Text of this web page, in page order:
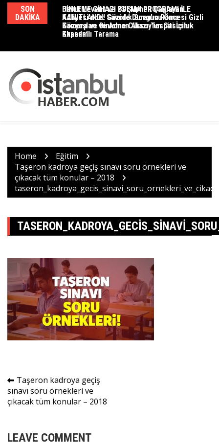
Skip
content
SON
DAKIKA
DİNLEME CİHAZI BULMA PROGRAMI İLE
KANITLANDI! Güzide Duran’ın Roma
Gözyaşları ve Adnan Aksoy’un Casusluk
Skandalı
Haluk Levent ve 23 Şüpheli Çağlayan
Adliyesi’nde: Savcılık Sorgusu Öncesi Gizli
Kamera ve Dinleme Cihazı Tespiti İçin
Kapsamlı Tarama
Home
Eğitim
Taşeron kadroya geçiş sınavı soru örnekleri ve
çıkacak tüm konular – 2018
Yazı
gezinmesi
Taşeron kadroya geçiş
sınavı soru örnekleri ve
çıkacak tüm konular – 2018
LEAVE COMMENT